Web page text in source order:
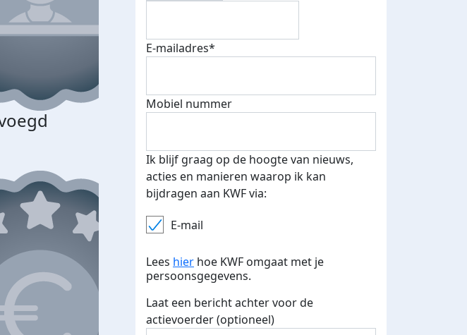
E-mails verstuurd
€500 euro opgehaald: t-shirt
E-mailadres*
Mobiel nummer
Ik blijf graag op de hoogte van nieuws,
acties en manieren waarop ik kan
bijdragen aan KWF via:
E-mail
Lees hier hoe KWF omgaat met je
persoonsgegevens.
Laat een bericht achter voor de
actievoerder (optioneel)